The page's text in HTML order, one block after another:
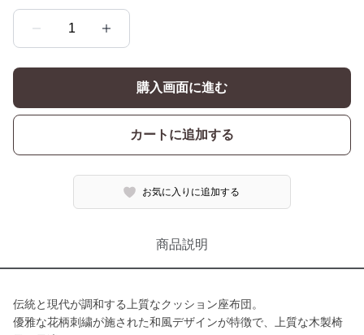
1
購入画面に進む
カートに追加する
お気に入りに追加する
商品説明
伝統と現代が調和する上質なクッション座布団。
優雅な花柄刺繍が施された和風デザインが特徴で、上質な木製椅